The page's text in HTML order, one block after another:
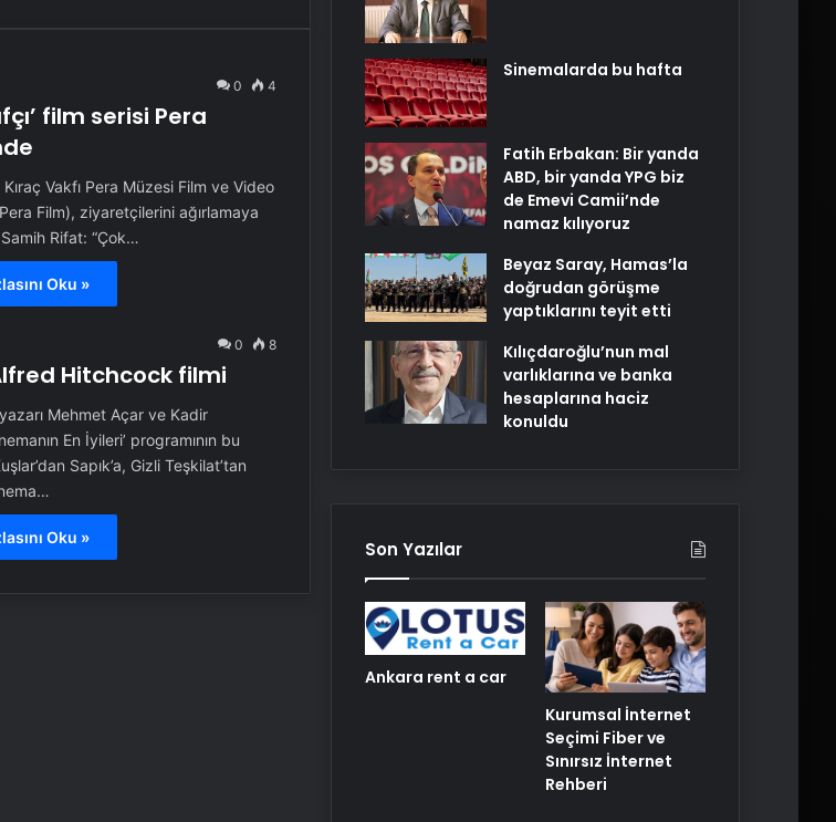
0 4
film serisi Pera
Vakfı Pera Müzesi Film ve Video
Film), ziyaretçilerini ağırlamaya
Rifat: “Çok…
Oku »
0 8
Hitchcock filmi
Mehmet Açar ve Kadir
En İyileri’ programının bu
Sapık’a, Gizli Teşkilat’tan
Oku »
Sinemalarda bu hafta
Fatih Erbakan: Bir yanda
ABD, bir yanda YPG biz
de Emevi Camii’nde
namaz kılıyoruz
Beyaz Saray, Hamas’la
doğrudan görüşme
yaptıklarını teyit etti
Kılıçdaroğlu’nun mal
varlıklarına ve banka
hesaplarına haciz
konuldu
Son Yazılar
Ankara rent a car
Kurumsal İnternet
Seçimi Fiber ve
Sınırsız İnternet
Rehberi